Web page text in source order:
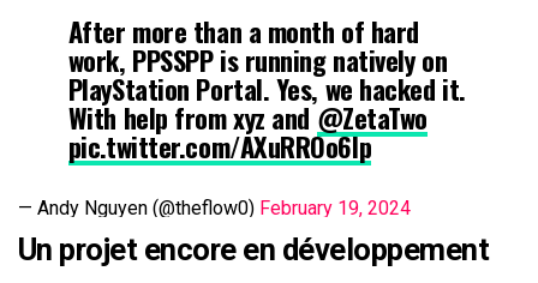
After more than a month of hard
work, PPSSPP is running natively on
PlayStation Portal. Yes, we hacked it.
With help from xyz and@ZetaTwo
pic.twitter.com/AXuRROo6Ip
— Andy Nguyen (@theflow0) February 19, 2024
Un projet encore en développement